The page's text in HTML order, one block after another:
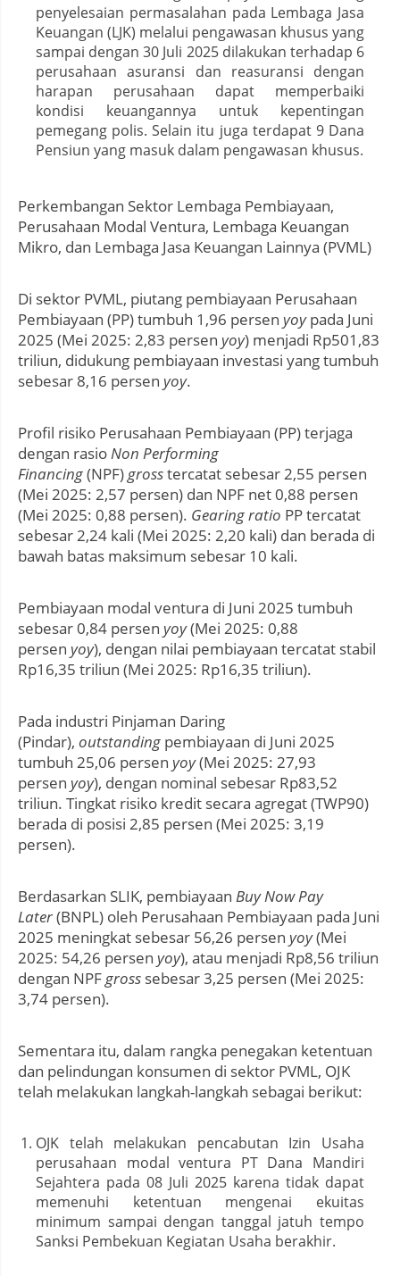
penyelesaian permasalahan pada Lembaga Jasa
Keuangan (LJK) melalui pengawasan khusus yang
sampai dengan 30 Juli 2025 dilakukan terhadap 6
perusahaan asuransi dan reasuransi dengan
harapan perusahaan dapat memperbaiki
kondisi keuangannya untuk kepentingan
pemegang polis. Selain itu juga terdapat 9 Dana
Pensiun yang masuk dalam pengawasan khusus.
Perkembangan Sektor Lembaga Pembiayaan,
Perusahaan Modal Ventura, Lembaga Keuangan
Mikro, dan Lembaga Jasa Keuangan Lainnya (PVML)
Di sektor PVML, piutang pembiayaan Perusahaan
Pembiayaan (PP) tumbuh 1,96 persen yoypada Juni
2025 (Mei 2025: 2,83 persen yoy) menjadi Rp501,83
triliun, didukung pembiayaan investasi yang tumbuh
sebesar 8,16 persen yoy.
Profil risiko Perusahaan Pembiayaan (PP) terjaga
dengan rasioNon Performing
Financing(NPF) grosstercatat sebesar 2,55 persen
(Mei 2025: 2,57 persen) dan NPF net 0,88 persen
(Mei 2025: 0,88 persen). Gearing ratio PP tercatat
sebesar 2,24 kali (Mei 2025: 2,20 kali) dan berada di
bawah batas maksimum sebesar 10 kali.
Pembiayaan modal ventura di Juni 2025 tumbuh
sebesar 0,84 persen yoy(Mei 2025: 0,88
persen yoy), dengan nilai pembiayaan tercatat stabil
Rp16,35 triliun (Mei 2025: Rp16,35 triliun).
Pada industri Pinjaman Daring
(Pindar), outstanding pembiayaan di Juni 2025
tumbuh 25,06 persen yoy(Mei 2025: 27,93
persen yoy), dengan nominal sebesar Rp83,52
triliun. Tingkat risiko kredit secara agregat (TWP90)
berada di posisi 2,85 persen (Mei 2025: 3,19
persen).
Berdasarkan SLIK, pembiayaan Buy Now Pay
Later(BNPL) oleh Perusahaan Pembiayaan pada Juni
2025 meningkat sebesar 56,26 persen yoy(Mei
2025: 54,26 persen yoy), atau menjadi Rp8,56 triliun
dengan NPF gross sebesar 3,25 persen (Mei 2025:
3,74 persen).
Sementara itu, dalam rangka penegakan ketentuan
dan pelindungan konsumen di sektor PVML, OJK
telah melakukan langkah-langkah sebagai berikut:
OJK telah melakukan pencabutan Izin Usaha
perusahaan modal ventura PT Dana Mandiri
Sejahtera pada 08 Juli 2025 karena tidak dapat
memenuhi ketentuan mengenai ekuitas
minimum sampai dengan tanggal jatuh tempo
Sanksi Pembekuan Kegiatan Usaha berakhir.